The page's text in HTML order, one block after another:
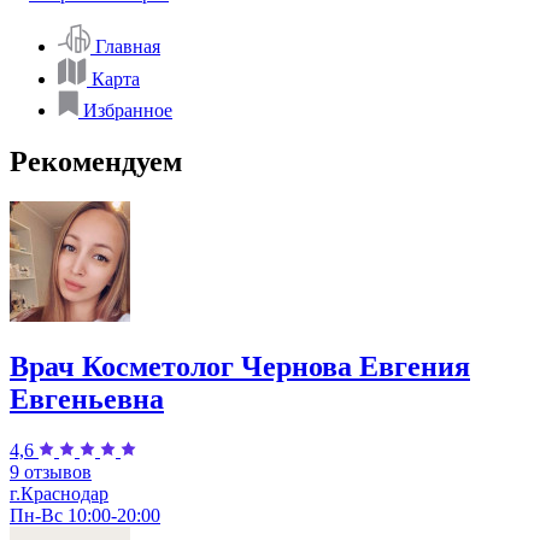
Главная
Карта
Избранное
Рекомендуем
Врач Косметолог Чернова Евгения
Евгеньевна
4,6
9 отзывов
г.Краснодар
Пн-Вс 10:00-20:00